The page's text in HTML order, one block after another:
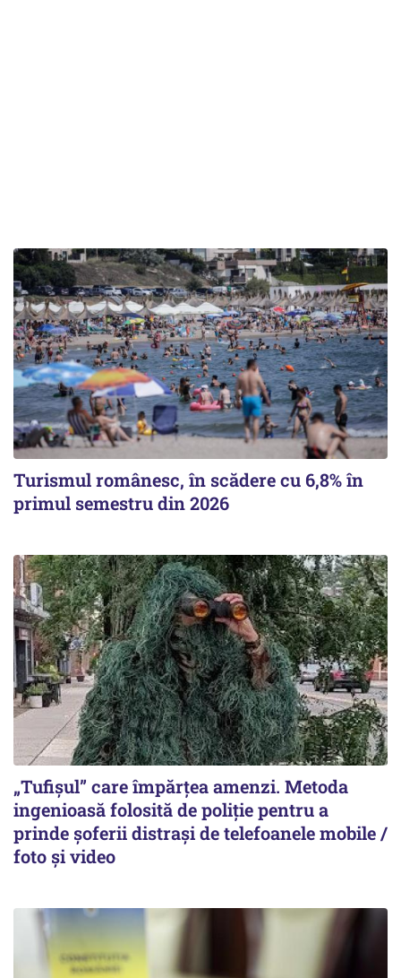
Turismul românesc, în scădere cu 6,8% în
primul semestru din 2026
„Tufișul” care împărțea amenzi. Metoda
ingenioasă folosită de poliție pentru a
prinde șoferii distrași de telefoanele mobile /
foto și video